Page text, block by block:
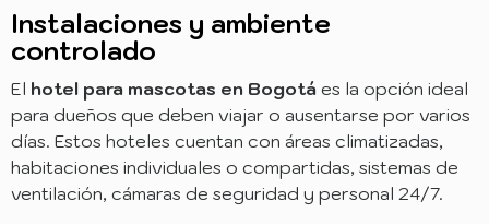
Instalaciones y ambiente
controlado
El hotel para mascotas en Bogotá es la opción ideal
para dueños que deben viajar o ausentarse por varios
días. Estos hoteles cuentan con áreas climatizadas,
habitaciones individuales o compartidas, sistemas de
ventilación, cámaras de seguridad y personal 24/7.